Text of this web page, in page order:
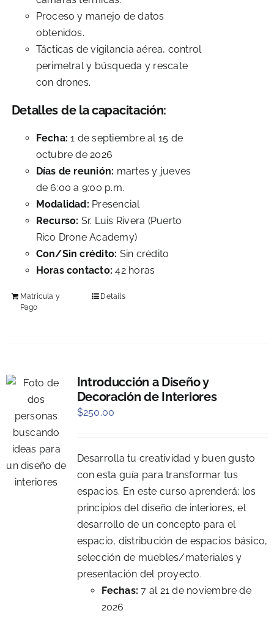
Proceso y manejo de datos
obtenidos.
Tácticas de vigilancia aérea, control
perimetral y búsqueda y rescate
con drones.
Detalles de la capacitación:
Fecha:1 de septiembre al 15 de
octubre de 2026
Días de reunión: martes y jueves
de 6:00 a 9:00 p.m.
Modalidad: Presencial
Recurso: Sr. Luis Rivera (Puerto
Rico Drone Academy)
Con/Sin crédito: Sin crédito
Horas contacto: 42 horas
Matrícula y
Pago
Details
Introducción a Diseño y
Decoración de Interiores
$250.00
Desarrolla tu creatividad y buen gusto
con esta guía para transformar tus
espacios. En este curso aprenderá: los
principios del diseño de interiores, el
desarrollo de un concepto para el
espacio, distribución de espacios básico,
selección de muebles/materiales y
presentación del proyecto.
Fechas:7 al 21 de noviembre de
2026